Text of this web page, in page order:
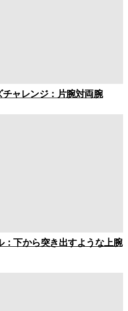
チャレンジ：片腕対両腕
：下から突き出すような上腕